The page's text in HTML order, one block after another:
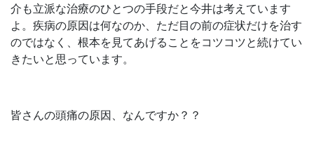
介も立派な治療のひとつの手段だと今井は考えています
よ。疾病の原因は何なのか、ただ目の前の症状だけを治す
のではなく、根本を見てあげることをコツコツと続けてい
きたいと思っています。
皆さんの頭痛の原因、なんですか？？